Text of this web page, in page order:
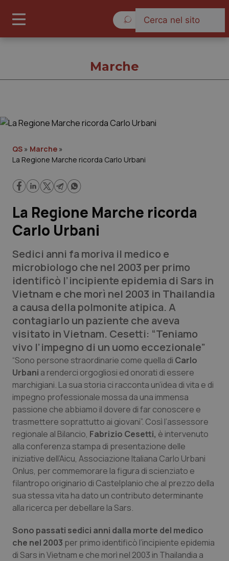
Cronache
Lavoro e Professioni
Scienza e Farmaci
Studi e Analisi
Lettere al direttore
Edizioni Regionali
QS Pro
Professionisti Sanitari.AI
Abruzzo
Basilicata
Calabria
Campania
Friuli Venezia Giulia
QS Pro Gold
Artrite & artrosi
Asma & BPCO
Car-T
Dermatite Atopica
QS Club Newsletter
Marche
QS » Marche »
La Regione Marche ricorda Carlo Urbani
La Regione Marche ricorda
Carlo Urbani
Sedici anni fa moriva il medico e
microbiologo che nel 2003 per primo
identificò l’incipiente epidemia di Sars in
Vietnam e che morì nel 2003 in Thailandia
a causa della polmonite atipica. A
contagiarlo un paziente che aveva
visitato in Vietnam. Cesetti: “Teniamo
vivo l’impegno di un uomo eccezionale”
“Sono persone straordinarie come quella di Carlo
Urbani a renderci orgogliosi ed onorati di essere
marchigiani. La sua storia ci racconta un’idea di vita e di
impegno professionale mossa da una immensa
passione che abbiamo il dovere di far conoscere e
trasmettere soprattutto ai giovani”. Così l’assessore
regionale al Bilancio, Fabrizio Cesetti, è intervenuto
alla conferenza stampa di presentazione delle
iniziative dell’Aicu, Associazione Italiana Carlo Urbani
Onlus, per commemorare la figura di scienziato e
filantropo originario di Castelplanio che al prezzo della
sua stessa vita ha dato un contributo determinante
alla ricerca per debellare la Sars.
Sono passati sedici anni dalla morte del medico
che nel 2003 per primo identificò l’incipiente epidemia
di Sars in Vietnam e che morì nel 2003 in Thailandia a